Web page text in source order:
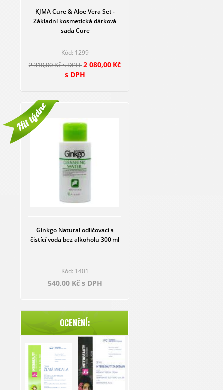
KJMA Cure & Aloe Vera Set -
Základní kosmetická dárková
sada Cure
Kód: 1299
2 310,00 Kč s DPH2 080,00 Kč
s DPH
Ginkgo Natural odličovací a
čistící voda bez alkoholu 300 ml
Kód: 1401
540,00 Kč s DPH
OCENĚNÍ: